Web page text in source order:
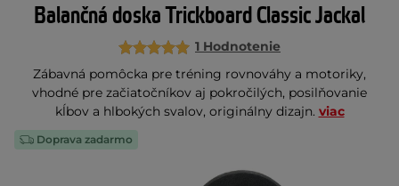
Balančná doska Trickboard Classic Jackal
1 Hodnotenie
Zábavná pomôcka pre tréning rovnováhy a motoriky,
vhodné pre začiatočníkov aj pokročilých, posilňovanie
kĺbov a hlbokých svalov, originálny dizajn. viac
Doprava zadarmo